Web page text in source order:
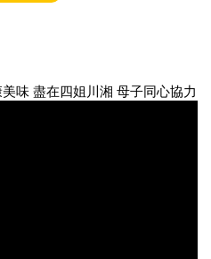
味 盡在四姐川湘 母子同心協力